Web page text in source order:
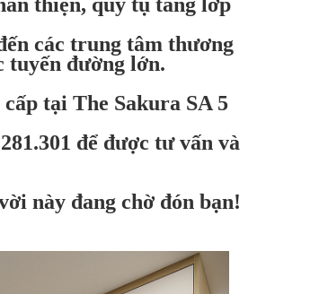
các trung tâm thương
tuyến đường lớn.
tại The Sakura SA 5
để được tư vấn và
này đang chờ đón bạn!